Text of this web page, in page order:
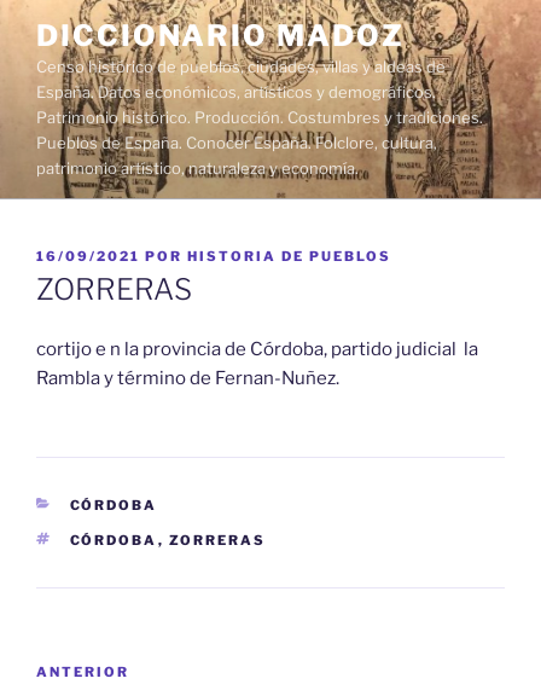
contenido
DICCIONARIO MADOZ
Censo histórico de pueblos, ciudades, villas y aldeas de
España. Datos económicos, artísticos y demográficos.
Patrimonio histórico. Producción. Costumbres y tradiciones.
Pueblos de España. Conocer España. Folclore, cultura,
patrimonio artístico, naturaleza y economía.
PUBLICADO
EL
16/09/2021 POR HISTORIA DE PUEBLOS
ZORRERAS
cortijo e n la provincia de Córdoba, partido judicial la
Rambla y término de Fernan-Nuñez.
CATEGORÍAS
CÓRDOBA
ETIQUETAS
CÓRDOBA , ZORRERAS
Entrada
ANTERIOR